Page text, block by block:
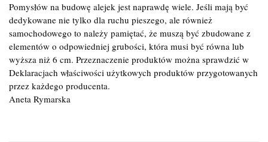
Pomysłów na budowę alejek jest naprawdę wiele. Jeśli mają być
dedykowane nie tylko dla ruchu pieszego, ale również
samochodowego to należy pamiętać, że muszą być zbudowane z
elementów o odpowiedniej grubości, która musi być równa lub
wyższa niż 6 cm. Przeznaczenie produktów można sprawdzić w
Deklaracjach właściwości użytkowych produktów przygotowanych
przez każdego producenta.
Aneta Rymarska